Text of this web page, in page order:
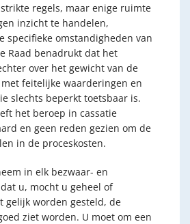
regels, maar enige ruimte
inzicht te handelen,
specifieke omstandigheden van
Raad benadrukt dat het
over het gewicht van de
feitelijke waarderingen en
slechts beperkt toetsbaar is.
het beroep in cassatie
en geen reden gezien om de
in de proceskosten.
in elk bezwaar- en
u, mocht u geheel of
gelijk worden gesteld, de
ziet worden. U moet om een